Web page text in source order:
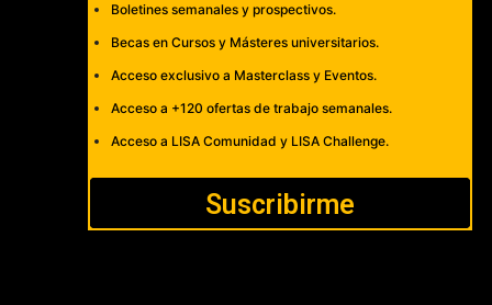
Boletines semanales y prospectivos.
Becas en Cursos y Másteres universitarios.
Acceso exclusivo a Masterclass y Eventos.
Acceso a +120 ofertas de trabajo semanales.
Acceso a LISA Comunidad y LISA Challenge.
Suscribirme